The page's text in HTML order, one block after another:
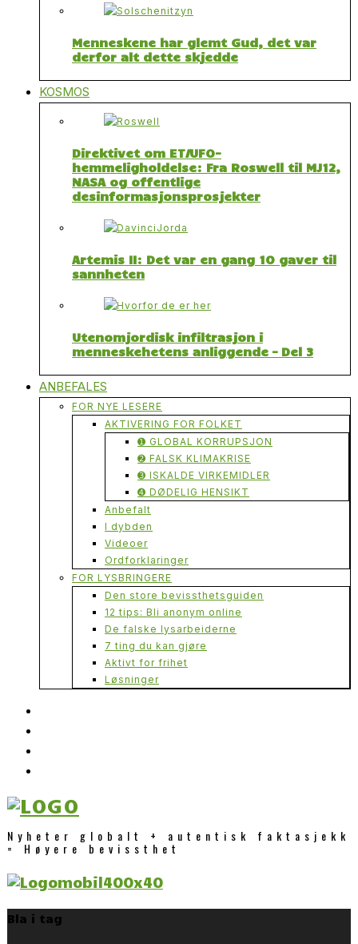
Menneskene har glemt Gud, det var
derfor alt dette skjedde
KOSMOS
Direktivet om ET/UFO-
hemmeligholdelse: Fra Roswell til MJ12,
NASA og offentlige
desinformasjonsprosjekter
Artemis II: Det var en gang 10 gaver til
sannheten
Utenomjordisk infiltrasjon i
menneskehetens anliggende – Del 3
ANBEFALES
FOR NYE LESERE
AKTIVERING FOR FOLKET
➊ GLOBAL KORRUPSJON
➋ FALSK KLIMAKRISE
➌ ISKALDE VIRKEMIDLER
➍ DØDELIG HENSIKT
Anbefalt
I dybden
Videoer
Ordforklaringer
FOR LYSBRINGERE
Den store bevissthetsguiden
12 tips: Bli anonym online
De falske lysarbeiderne
7 ting du kan gjøre
Aktivt for frihet
Løsninger
Nyheter globalt + autentisk faktasjekk
= Høyere bevissthet
Bla i tag